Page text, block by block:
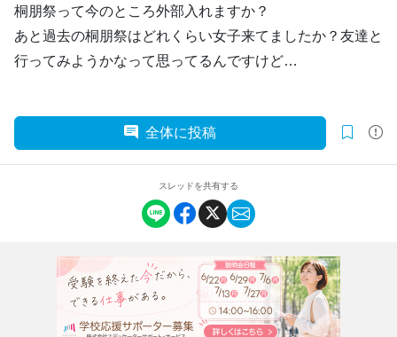
桐朋祭って今のところ外部入れますか？
あと過去の桐朋祭はどれくらい女子来てましたか？友達と
行ってみようかなって思ってるんですけど…
全体に投稿
スレッドを共有する